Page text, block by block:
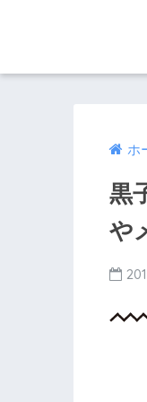
ホ
黒
や